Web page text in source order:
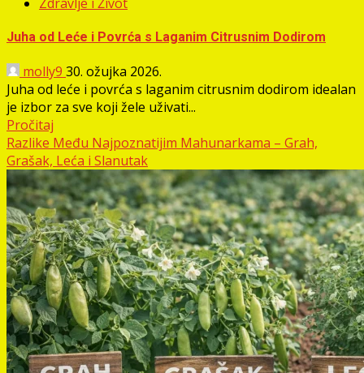
Juha od Leće i Povrća s Laganim Citrusnim Dodirom
molly9 30. ožujka 2026.
Juha od leće i povrća s laganim citrusnim dodirom idealan
je izbor za sve koji žele uživati...
Pročitaj
Razlike Među Najpoznatijim Mahunarkama – Grah,
Grašak, Leća i Slanutak